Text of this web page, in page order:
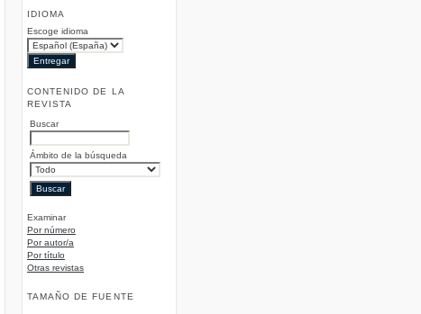
IDIOMA
Escoge idioma
CONTENIDO DE LA
REVISTA
Buscar
Ámbito de la búsqueda
Examinar
Por número
Por autor/a
Por título
Otras revistas
TAMAÑO DE FUENTE